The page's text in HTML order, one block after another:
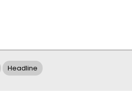
Headline